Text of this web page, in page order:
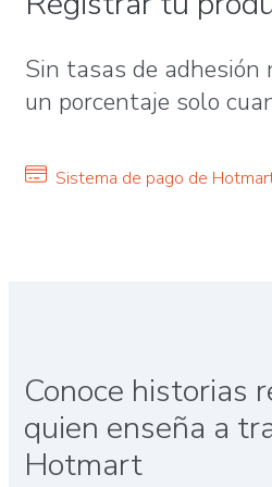
Sin tasas de
un porcentaje solo
Sistema de pago de
Conoce historias
quien enseña a
Hotmart